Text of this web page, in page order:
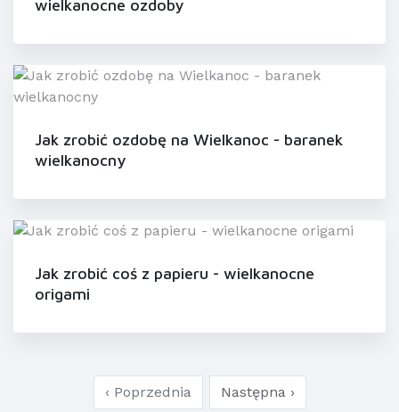
wielkanocne ozdoby
Jak zrobić ozdobę na Wielkanoc - baranek
wielkanocny
Jak zrobić coś z papieru - wielkanocne
origami
‹ Poprzednia Następna ›